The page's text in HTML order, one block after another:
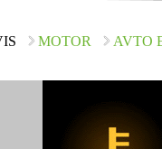
MOTOR AVTO